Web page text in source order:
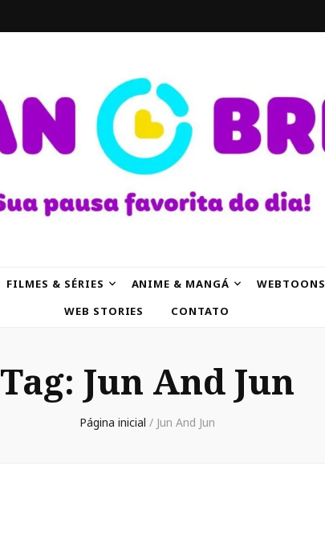
FILMES & SÉRIES ANIME & MANGÁ WEBTOONS
WEB STORIES
CONTATO
Tag: Jun And Jun
Página inicial / Jun And Jun